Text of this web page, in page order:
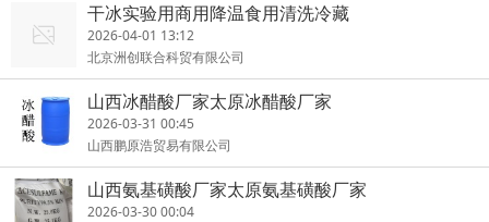
干冰实验用商用降温食用清洗冷藏
2026-04-01 13:12
北京洲创联合科贸有限公司
山西冰醋酸厂家太原冰醋酸厂家
2026-03-31 00:45
山西鹏原浩贸易有限公司
山西氨基磺酸厂家太原氨基磺酸厂家
2026-03-30 00:04